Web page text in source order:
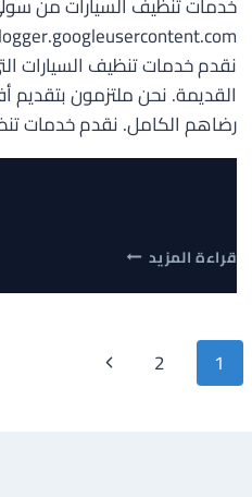
نقدم خدمات تنظيف السيارات
القديمة. نحن ملتزمون
رضاهم الكامل. نقدم خدمات
قراءة المزيداجعل
تبدو
خدمات
تنقل
1
2
الصفحة